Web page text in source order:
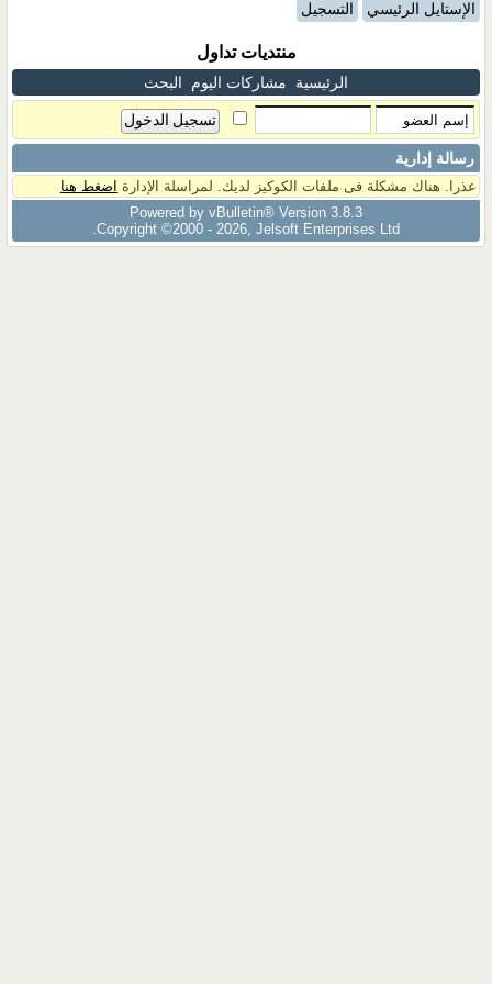
الإستايل الرئيسي التسجيل
منتديات تداول
الرئيسية مشاركات اليوم البحث
رسالة إدارية
عذرا. هناك مشكلة فى ملفات الكوكيز لديك. لمراسلة الإدارة اضغط هنا
Powered by vBulletin® Version 3.8.3
Copyright ©2000 - 2026, Jelsoft Enterprises Ltd.